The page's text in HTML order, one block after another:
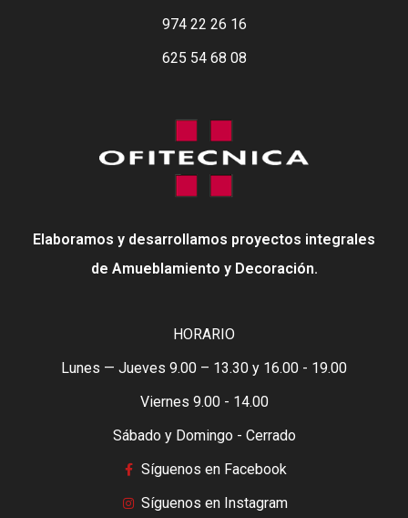
974 22 26 16
625 54 68 08
Elaboramos y desarrollamos proyectos integrales
de Amueblamiento y Decoración.
HORARIO
Lunes — Jueves 9.00 – 13.30 y 16.00 - 19.00
Viernes 9.00 - 14.00
Sábado y Domingo - Cerrado
Síguenos en Facebook
Síguenos en Instagram